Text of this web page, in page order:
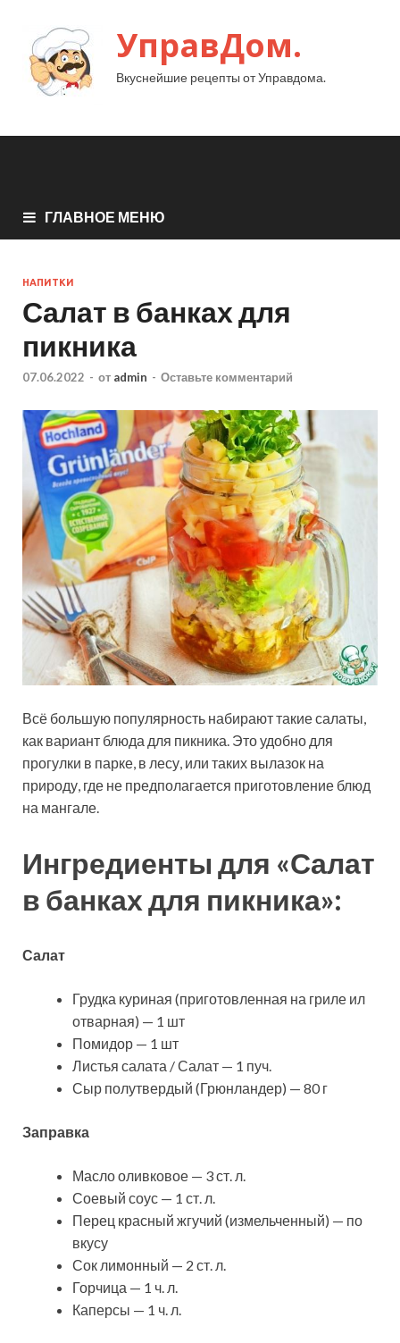
УправДом.
Вкуснейшие рецепты от Управдома.
ГЛАВНОЕ МЕНЮ
НАПИТКИ
Салат в банках для
пикника
07.06.2022 - от admin - Оставьте комментарий
Всё большую популярность набирают такие салаты,
как вариант блюда для пикника. Это удобно для
прогулки в парке, в лесу, или таких вылазок на
природу, где не предполагается приготовление блюд
на мангале.
Ингредиенты для «Салат
в банках для пикника»:
Салат
Грудка куриная (приготовленная на гриле ил
отварная) — 1 шт
Помидор — 1 шт
Листья салата / Салат — 1 пуч.
Сыр полутвердый (Грюнландер) — 80 г
Заправка
Масло оливковое — 3 ст. л.
Соевый соус — 1 ст. л.
Перец красный жгучий (измельченный) — по
вкусу
Сок лимонный — 2 ст. л.
Горчица — 1 ч. л.
Каперсы — 1 ч. л.